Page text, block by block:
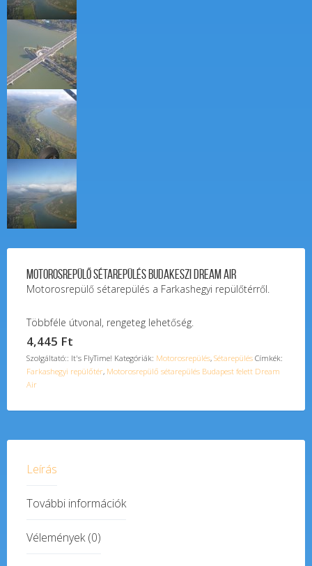
Motorosrepülő sétarepülés Budakeszi Dream Air
Motorosrepülő sétarepülés a Farkashegyi repülőtérről.
Többféle útvonal, rengeteg lehetőség.
4,445 Ft
Szolgáltató:: It's FlyTime! Kategóriák: Motorosrepülés, Sétarepülés Címkék:
Farkashegyi repülőtér, Motorosrepülő sétarepülés Budapest felett Dream
Air
Leírás
További információk
Vélemények (0)